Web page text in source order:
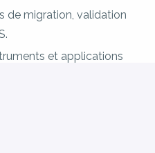
de migration, validation
et applications